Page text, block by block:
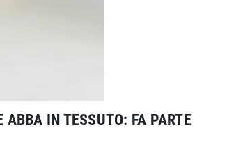
IN TESSUTO: FA PARTE